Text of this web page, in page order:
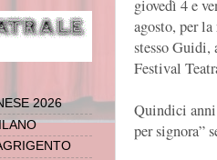
giovedì 4 e
agosto, per
stesso Guidi,
Festival
Quindici anni
per signora”
2026